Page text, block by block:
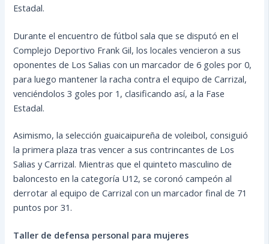
Estadal.
Durante el encuentro de fútbol sala que se disputó en el
Complejo Deportivo Frank Gil, los locales vencieron a sus
oponentes de Los Salias con un marcador de 6 goles por 0,
para luego mantener la racha contra el equipo de Carrizal,
venciéndolos 3 goles por 1, clasificando así, a la Fase
Estadal.
Asimismo, la selección guaicaipureña de voleibol, consiguió
la primera plaza tras vencer a sus contrincantes de Los
Salias y Carrizal. Mientras que el quinteto masculino de
baloncesto en la categoría U12, se coronó campeón al
derrotar al equipo de Carrizal con un marcador final de 71
puntos por 31.
Taller de defensa personal para mujeres